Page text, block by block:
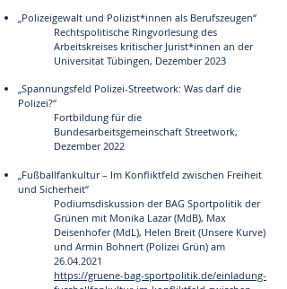
„Polizeigewalt und Polizist*innen als Berufszeugen“
Rechtspolitische Ringvorlesung des
Arbeitskreises kritischer Jurist*innen an der
Universität Tübingen, Dezember 2023
„Spannungsfeld Polizei-Streetwork: Was darf die
Polizei?“
Fortbildung für die
Bundesarbeitsgemeinschaft Streetwork,
Dezember 2022
„Fußballfankultur – Im Konfliktfeld zwischen Freiheit
und Sicherheit“
Podiumsdiskussion der BAG Sportpolitik der
Grünen mit Monika Lazar (MdB), Max
Deisenhofer (MdL), Helen Breit (Unsere Kurve)
und Armin Bohnert (Polizei Grün) am
26.04.2021
https://gruene-bag-sportpolitik.de/einladung-